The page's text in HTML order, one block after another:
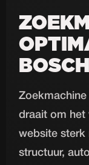
BOSCH
draait om het
website sterk
structuur,